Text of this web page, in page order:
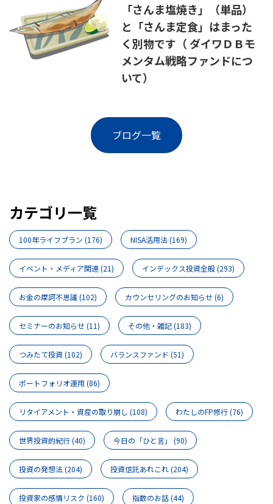
「さんま塩焼き」（単品）
と「さんま定食」はまった
く別物です（ ダイワＤＢモ
メンタム戦略ファンドにつ
いて）
ブログ一覧
カテゴリ一覧
100年ライフプラン (176) NISA活用法(169)
イベント・メディア関連(21) インデックス投資全般(293)
お金の摩訶不思議(102) カウンセリングのお知らせ(6)
セミナーのお知らせ(11) その他・雑記(183)
つみたて投資(102) バランスファンド (51)
ポートフォリオ運用 (86)
リタイアメント・資産の取り崩し (108) わたしのFP修行(76)
世界投資的紀行(40) 今日の「ひと言」 (90)
投資の発想法(204) 投資信託あれこれ(204)
投資家の感情リスク (160) 指数のお話(44)